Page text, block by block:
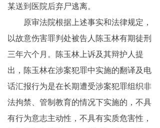
某送到医院后弃尸逃离。
原审法院根据上述事实和法律规定，
以故意伤害罪判处被告人陈玉林有期徒刑
三年六个月。陈玉林上诉及其辩护人提
出，陈玉林在涉案犯罪中实施的翻译及电
话汇报行为是在长期遭受涉案犯罪组织非
法拘禁、管制教育的情况下实施的，不具
有行为意志主动性，不具有实质危害性，